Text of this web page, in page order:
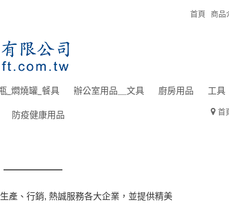
首頁 商品
_燜燒罐_餐具 辦公室用品＿文具 廚房用品 工具
防疫健康用品 首
產、行銷, 熱誠服務各大企業 ， 並提供精美